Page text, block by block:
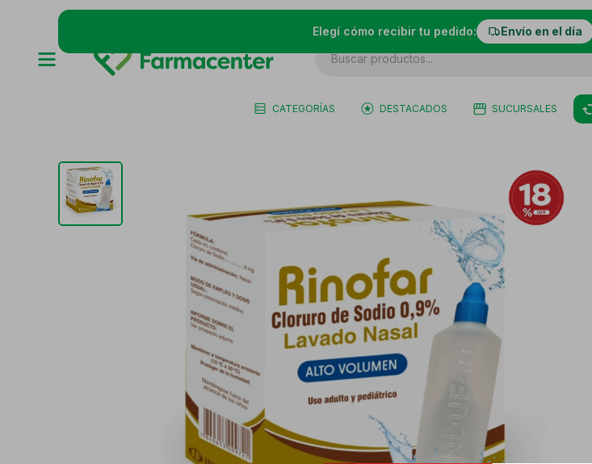
Elegí cómo recibir tu pedido: Envío en el día
CATEGORÍAS DESTACADOS SUCURSALES